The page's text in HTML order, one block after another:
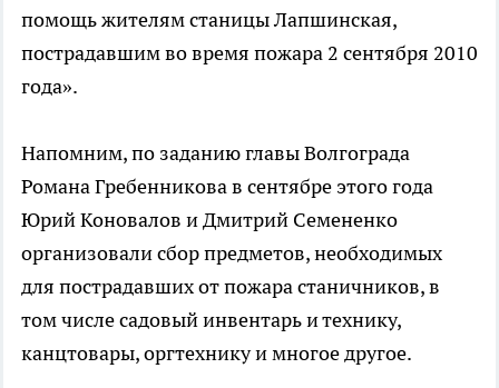
помощь жителям станицы Лапшинская,
пострадавшим во время пожара 2 сентября 2010
года».
Напомним, по заданию главы Волгограда
Романа Гребенникова в сентябре этого года
Юрий Коновалов и Дмитрий Семененко
организовали сбор предметов, необходимых
для пострадавших от пожара станичников, в
том числе садовый инвентарь и технику,
канцтовары, оргтехнику и многое другое.